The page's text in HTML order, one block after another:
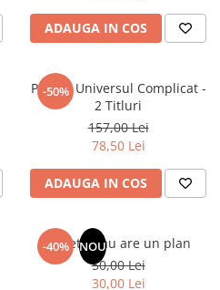
ADAUGA IN COS
-50%
Pachet Universul Complicat -
2 Titluri
157,00 Lei
78,50 Lei
ADAUGA IN COS
-40% NOU
Sufletul tau are un plan
50,00 Lei
30,00 Lei